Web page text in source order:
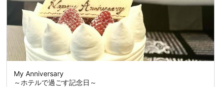
My Anniversary
～ホテルで過ごす記念日～